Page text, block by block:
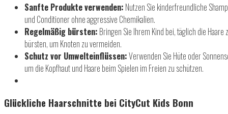
Sanfte Produkte verwenden: Nutzen Sie kinderfreundliche
und Conditioner ohne aggressive Chemikalien.
Regelmäßig bürsten: Bringen Sie Ihrem Kind bei, täglich die Haare
bürsten, um Knoten zu vermeiden.
Schutz vor Umwelteinflüssen:Verwenden Sie Hüte oder
um die Kopfhaut und Haare beim Spielen im Freien zu schützen.
Glückliche Haarschnitte bei CityCut Kids Bonn